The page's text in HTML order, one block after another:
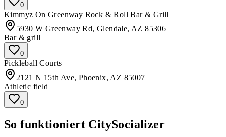
0
Kimmyz On Greenway Rock & Roll Bar & Grill
5930 W Greenway Rd, Glendale, AZ 85306
Bar & grill
0
Pickleball Courts
2121 N 15th Ave, Phoenix, AZ 85007
Athletic field
0
So funktioniert CitySocializer